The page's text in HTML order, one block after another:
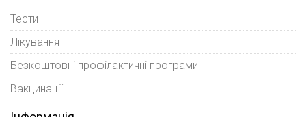
Тести
Лікування
Безкоштовні профілактичні програми
Вакцинації